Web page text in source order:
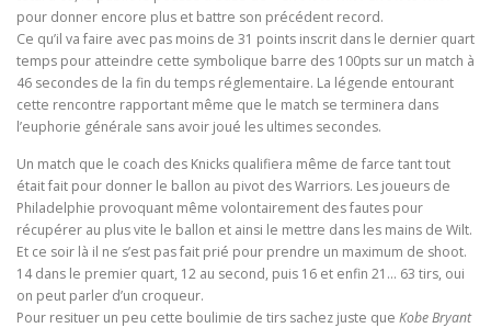
pour donner encore plus et battre son précédent record.
Ce qu’il va faire avec pas moins de 31 points inscrit dans le dernier quart
temps pour atteindre cette symbolique barre des 100pts sur un match à
46 secondes de la fin du temps réglementaire. La légende entourant
cette rencontre rapportant même que le match se terminera dans
l’euphorie générale sans avoir joué les ultimes secondes.
Un match que le coach des Knicks qualifiera même de farce tant tout
était fait pour donner le ballon au pivot des Warriors. Les joueurs de
Philadelphie provoquant même volontairement des fautes pour
récupérer au plus vite le ballon et ainsi le mettre dans les mains de Wilt.
Et ce soir là il ne s’est pas fait prié pour prendre un maximum de shoot.
14 dans le premier quart, 12 au second, puis 16 et enfin 21… 63 tirs, oui
on peut parler d’un croqueur.
Pour resituer un peu cette boulimie de tirs sachez juste que Kobe Bryant